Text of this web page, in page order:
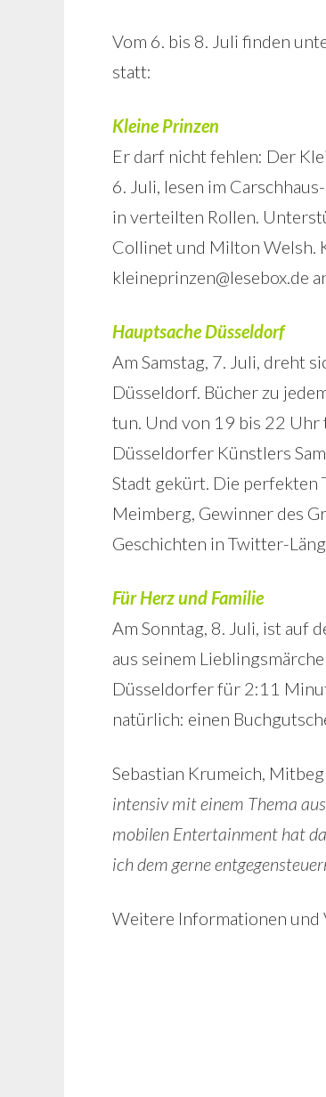
Vom 6. bis 8. Juli finden
statt:
Kleine Prinzen
Er darf nicht fehlen: Der
6. Juli, lesen im
in verteilten Rollen.
Collinet und Milton Welsh.
kleineprinzen@lesebox.de
Hauptsache Düsseldorf
Am Samstag, 7. Juli, dreht
Düsseldorf. Bücher zu
tun. Und von 19 bis 22 Uhr
Düsseldorfer Künstlers
Stadt gekürt. Die perfekten
Meimberg, Gewinner des
Geschichten in Twitter-
Für Herz und Familie
Am Sonntag, 8. Juli, ist auf
aus seinem
Düsseldorfer für 2:11
natürlich: einen
Sebastian Krumeich,
intensiv mit einem Thema
mobilen Entertainment hat
ich dem gerne
Weitere Informationen und